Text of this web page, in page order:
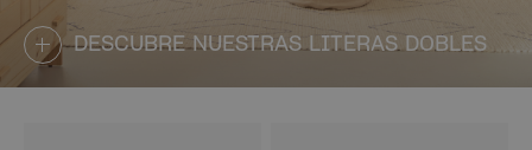
DESCUBRE NUESTRAS LITERAS DOBLES